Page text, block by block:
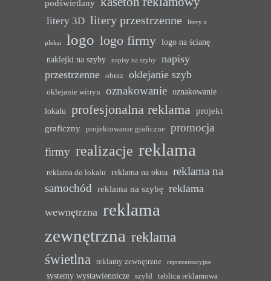
podświetlany
litery 3D litery przestrzenne litery z
pleksi logo logo firmy logo na ścianę
naklejki na szyby
napisy na szyby
napisy
przestrzenne
obraz oklejanie szyb
oklejanie witryn oznakowanie oznakowanie
lokalu profesjonalna reklama projekt
graficzny
projektowanie graficzne
promocja
firmy realizacje reklama
reklama do lokalu reklama na okna reklama na
samochód reklama na szybę reklama
wewnętrzna reklama
zewnętrzna reklama
świetlna
reklamy zewnętrzne reprezentacyjne
systemy wystawiennicze szyld tablica reklamowa